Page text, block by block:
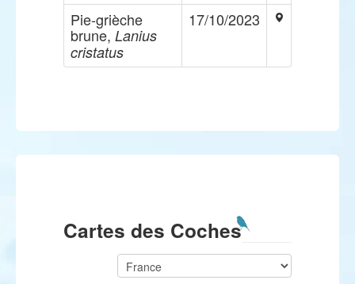
Pie-grièche
brune, Lanius
cristatus
17/10/2023
Cartes des Coches